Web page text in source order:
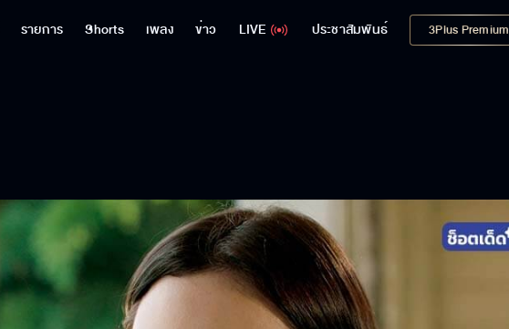
รายการ Shorts เพลง ข่าว LIVE ประชาสัมพันธ์ 3Plus Premium